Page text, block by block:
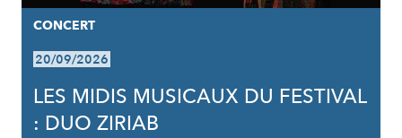
CONCERT
20/09/2026
LES MIDIS MUSICAUX DU FESTIVAL
: DUO ZIRIAB